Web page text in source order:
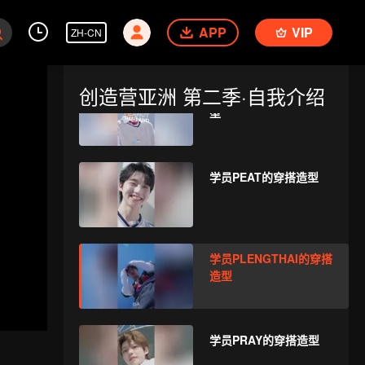
ZH-CN APP VIP
创造营亚洲 第二季·自我介绍
学员PEANUT的穿搭造
型
学员PEAT的穿搭造型
学员PLENGTHAI的穿搭
造型
学员PRAY的穿搭造型